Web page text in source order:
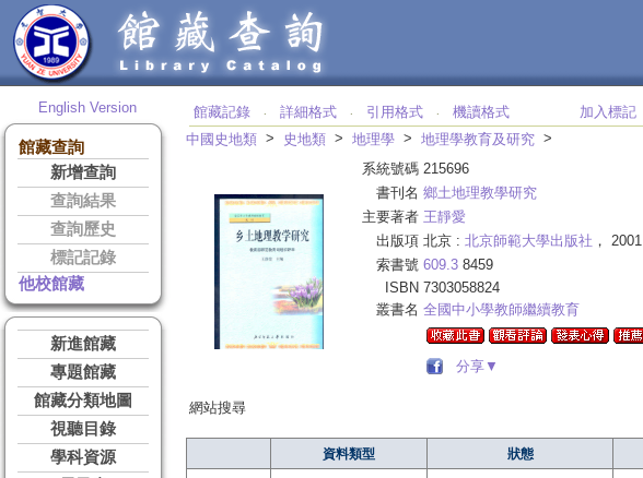
English Version
館藏查詢
新增查詢
查詢結果
查詢歷史
標記記錄
他校館藏
新進館藏
專題館藏
館藏分類地圖
視聽目錄
學科資源
館藏記錄 ‧ 詳細格式 ‧ 引用格式 ‧ 機讀格式 加入標記
中國史地類 > 史地類 > 地理學 > 地理學教育及研究 >
系統號碼 215696
書刊名 鄉土地理教學研究
主要著者 王靜愛
出版項 北京 : 北京師範大學出版社 ， 2001
索書號 609.3 8459
ISBN 7303058824
叢書名 全國中小學教師繼續教育
分享▼
網站搜尋
資料類型 狀態